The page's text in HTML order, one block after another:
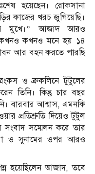
হয়েছেন। রোকসানা
কাজের খরচ জুগিয়েছি।
মুখে।” আজাদ আরও
কখনও কখনও মনে হয় ১৪
আর বহন করতে পারছি
ও ব্রুকলিনে টুটুলের
তিনি। কিন্তু চার বছর
বারবার আশ্বাস, এমনকি
প্রতিশ্রুতি দিয়েও টুটুল
সংবাদ সম্মেলন করে তার
ও সুনামের ওপর আরও
হয়েছিলেন আজাদ, তবে